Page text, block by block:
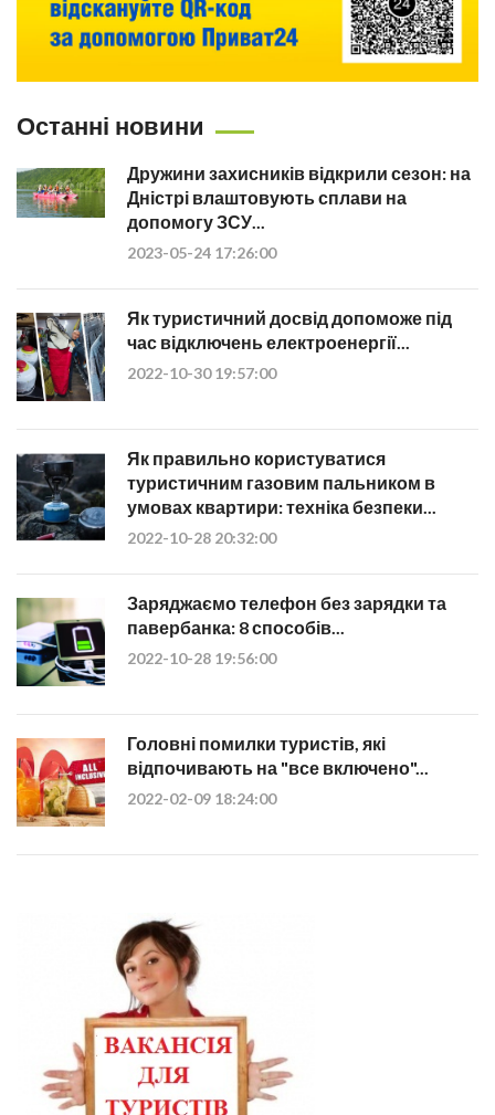
Останні новини
Дружини захисників відкрили сезон: на
Дністрі влаштовують сплави на
допомогу ЗСУ...
2023-05-24 17:26:00
Як туристичний досвід допоможе під
час відключень електроенергії...
2022-10-30 19:57:00
Як правильно користуватися
туристичним газовим пальником в
умовах квартири: техніка безпеки...
2022-10-28 20:32:00
Заряджаємо телефон без зарядки та
павербанка: 8 способів...
2022-10-28 19:56:00
Головні помилки туристів, які
відпочивають на "все включено"...
2022-02-09 18:24:00